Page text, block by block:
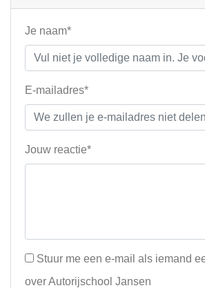
Je naam*
E-mailadres*
Jouw reactie*
Stuur me een e-mail als iemand
over Autorijschool Jansen